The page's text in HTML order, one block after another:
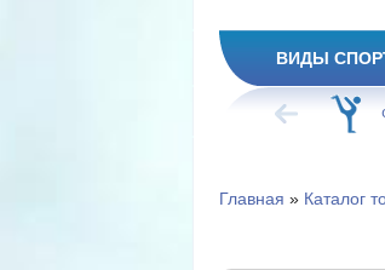
ВИДЫ
ХОККЕЙ
Главная » Каталог